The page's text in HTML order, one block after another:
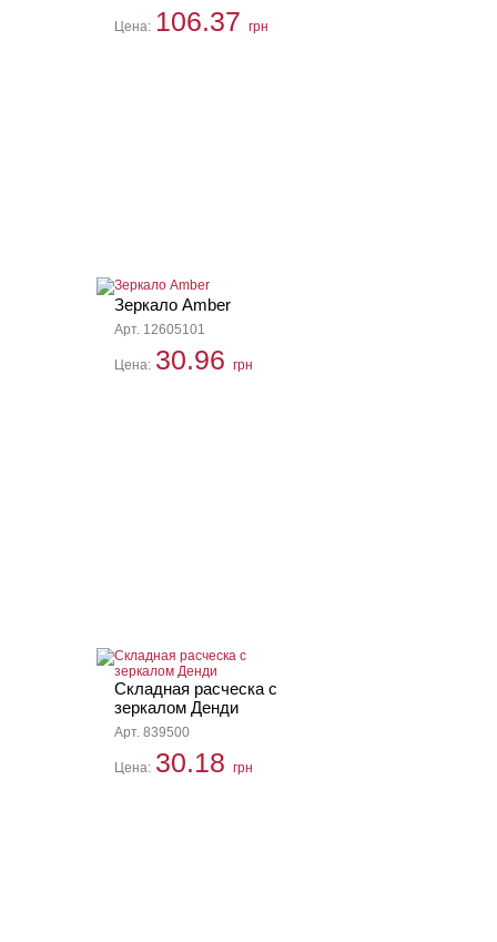
Цена: 106.37 грн
Зеркало Amber
Арт. 12605101
Цена: 30.96 грн
Складная расческа с
зеркалом Денди
Арт. 839500
Цена: 30.18 грн